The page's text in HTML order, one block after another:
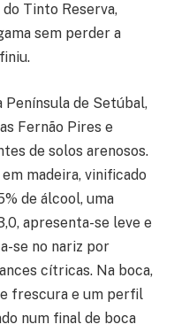
Tinto Reserva,
sem perder a
Península de Setúbal,
Fernão Pires e
de solos arenosos.
madeira, vinificado
de álcool, uma
apresenta-se leve e
se no nariz por
cítricas. Na boca,
frescura e um perfil
num final de boca